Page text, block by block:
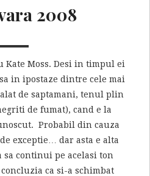
2008
Kate Moss. Desi in timpul ei
in ipostaze dintre cele mai
de saptamani, tenul plin
de fumat), cand e la
Probabil din cauza
exceptie… dar asta e alta
sa continui pe acelasi ton
ca si-a schimbat